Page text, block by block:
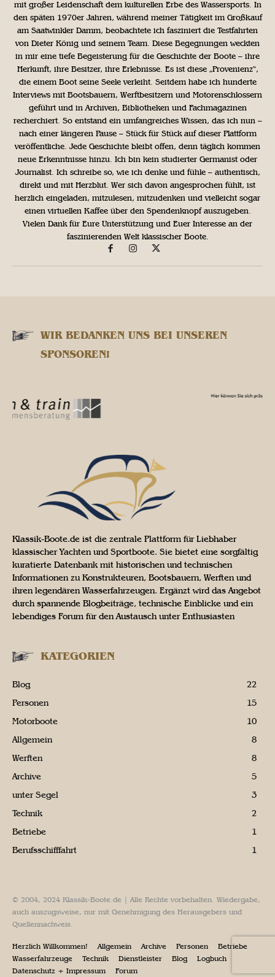
mit großer Leidenschaft dem kulturellen Erbe des Wassersports. In
den späten 1970er Jahren, während meiner Tätigkeit im Großkauf
am Saatwinkler Damm, beobachtete ich fasziniert die Testfahrten
von Dieter König und seinem Team. Diese Begegnungen weckten
in mir eine tiefe Begeisterung für die Geschichte der Boote – ihre
Herkunft, ihre Besitzer, ihre Erlebnisse. Es ist diese „Provenienz“,
die einem Boot seine Seele verleiht. Seitdem habe ich hunderte
Interviews mit Bootsbauern, Werftbesitzern und Motorenschlossern
geführt und in Archiven, Bibliotheken und Fachmagazinen
recherchiert. So entstand ein umfangreiches Wissen, das ich nun –
nach einer längeren Pause – Stück für Stück auf dieser Plattform
veröffentliche. Jede Geschichte bleibt offen, denn täglich kommen
neue Erkenntnisse hinzu. Ich bin kein studierter Germanist oder
Journalist. Ich schreibe so, wie ich denke und fühle – authentisch,
direkt und mit Herzblut. Wer sich davon angesprochen fühlt, ist
herzlich eingeladen, mitzulesen, mitzudenken und vielleicht sogar
einen virtuellen Kaffee über den Spendenknopf auszugeben.
Vielen Dank für Eure Unterstützung und Euer Interesse an der
faszinierenden Welt klassischer Boote.
WIR BEDANKEN UNS BEI UNSEREN
SPONSOREN!
Klassik-Boote.de ist die zentrale Plattform für Liebhaber
klassischer Yachten und Sportboote. Sie bietet eine sorgfältig
kuratierte Datenbank mit historischen und technischen
Informationen zu Konstrukteuren, Bootsbauern, Werften und
ihren legendären Wasserfahrzeugen. Ergänzt wird das Angebot
durch spannende Blogbeiträge, technische Einblicke und ein
lebendiges Forum für den Austausch unter Enthusiasten
KATEGORIEN
Blog
22
Personen
15
Motorboote
10
Allgemein
8
Werften
8
Archive
5
unter Segel
3
Technik
2
Betriebe
1
Berufsschifffahrt
1
© 2004, 2024 Klassik-Boote.de | Alle Rechte vorbehalten. Wiedergabe,
auch auszugsweise, nur mit Genehmigung des Herausgebers und
Quellennachweis.
Herzlich Willkommen! Allgemein Archive Personen
Betriebe
Wasserfahrzeuge
Technik Dienstleister Blog
Logbuch
Datenschutz + Impressum
Forum